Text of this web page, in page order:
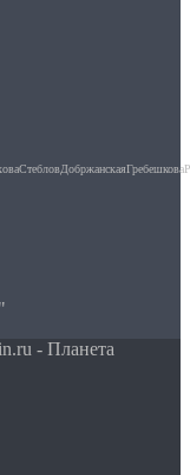
СтебловДобржанскаяГребешкова
- Планета